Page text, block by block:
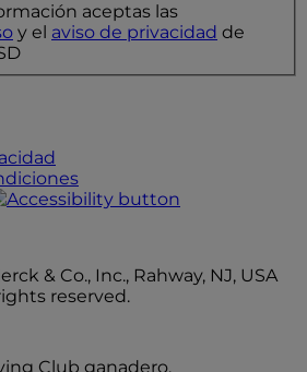
aceptas las
y el aviso de privacidad de
& Co., Inc., Rahway, NJ, USA
reserved.
Club ganadero.